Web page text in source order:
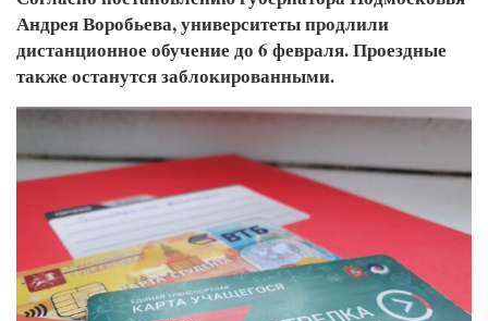
Андрея Воробьева, университеты продлили
дистанционное обучение до 6 февраля. Проездные
также останутся заблокированными.